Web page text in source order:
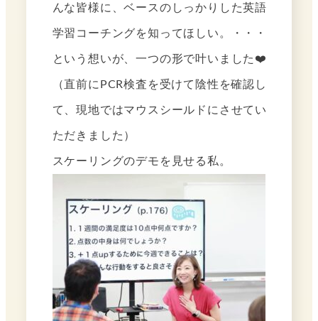
んな皆様に、ベースのしっかりした英語
学習コーチングを知ってほしい。・・・
という想いが、一つの形で叶いました❤️
（直前にPCR検査を受けて陰性を確認し
て、現地ではマウスシールドにさせてい
ただきました）
スケーリングのデモを見せる私。